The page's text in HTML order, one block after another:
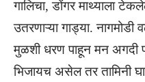
गालिचा, डोंगर माथ्याला
उतरणाऱ्या गाड्या.
मुळशी धरण पाहून मन अगदी
भिजायच असेल तर तामिनी